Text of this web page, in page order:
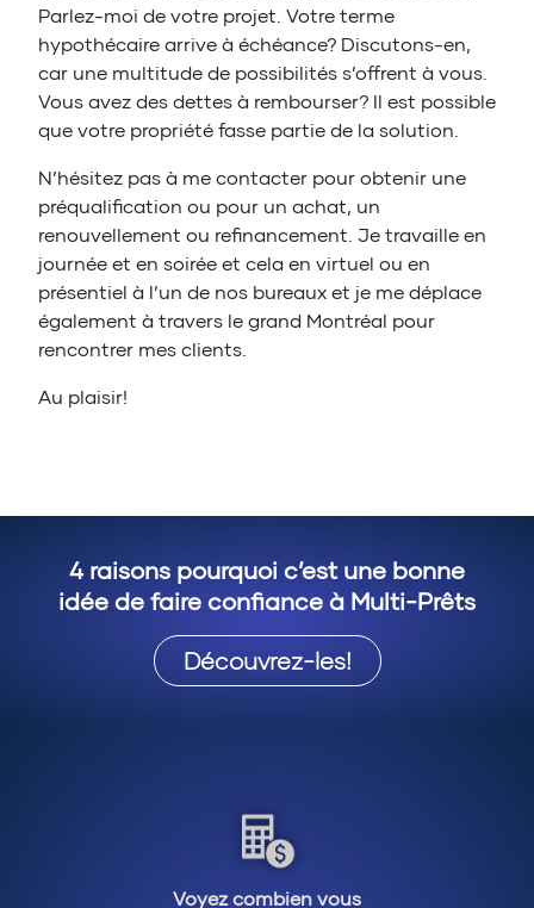
Parlez-moi de votre projet. Votre terme
hypothécaire arrive à échéance? Discutons-en,
car une multitude de possibilités s’offrent à vous.
Vous avez des dettes à rembourser? Il est possible
que votre propriété fasse partie de la solution.
N’hésitez pas à me contacter pour obtenir une
préqualification ou pour un achat, un
renouvellement ou refinancement. Je travaille en
journée et en soirée et cela en virtuel ou en
présentiel à l’un de nos bureaux et je me déplace
également à travers le grand Montréal pour
rencontrer mes clients.
Au plaisir!
4 raisons pourquoi c’est une bonne
idée de faire confiance à Multi-Prêts
Découvrez-les!
Voyez combien vous